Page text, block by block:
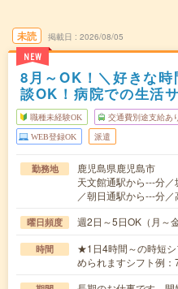
未読
NEW
掲載日 2026/08/05
8月～OK！＼好きな
談OK！病院での生活
職種未経験OK 交通費別途支給あ
WEB登録OK 派遣
勤務地
鹿児島県鹿児島市
天文館通駅から---分
／朝日通駅から---分
曜日頻度 週2日～5日OK（月
時間
★1日4時間～の時短
められますシフト例